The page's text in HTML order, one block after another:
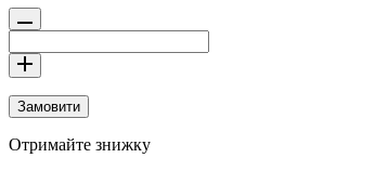
Замовити
Отримайте знижку